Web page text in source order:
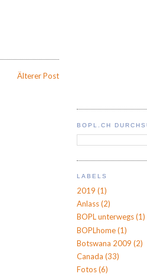
Älterer Post
BOPL.CH
LABELS
2019 (1)
Anlass(2)
BOPL unterwegs(1)
BOPLhome(1)
Botswana 2009 (2)
Canada (33)
Fotos(6)